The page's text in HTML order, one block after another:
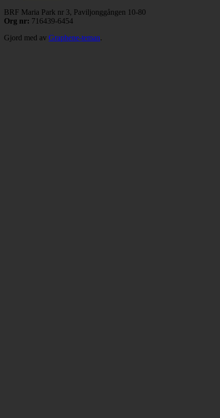
BRF Maria Park nr 3, Paviljonggången 10-80
Org nr: 716439-6454
Gjord med av Graphene-teman.